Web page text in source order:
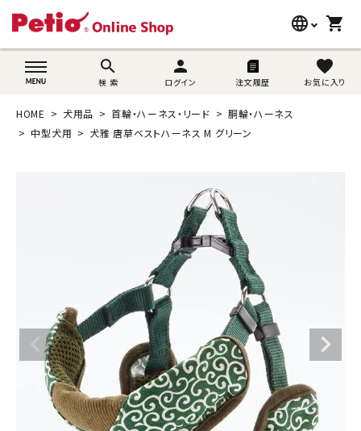
language
wovn-lang-name
shopping_cart
search
検 索
person
ログイン 注文履歴
favorite
お気に入り
search
猫用品
ご利用案内
ACCOUNT MENU
ようこそ ゲスト 様
HOME 犬用品 首輪・ハーネス・リード
胴輪・ハーネス
中型犬用
犬雅 唐草ベストハーネス M グリーン